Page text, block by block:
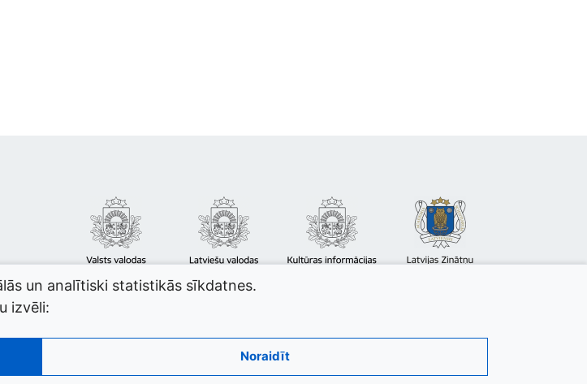
un analītiski statistikās sīkdatnes.
izvēli:
Noraidīt